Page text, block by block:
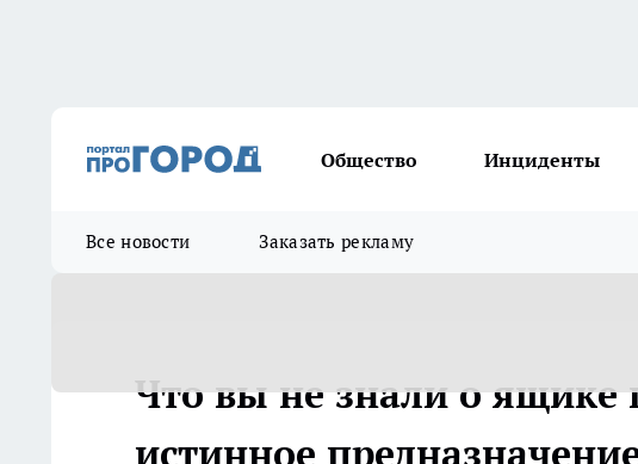
Общество Инциденты
Все новости Заказать рекламу
Что вы не знали о ящике
истинное